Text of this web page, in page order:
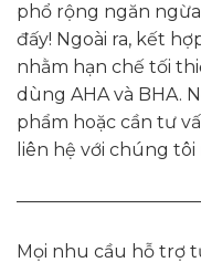
phổ rộng ngăn
đấy! Ngoài ra, kết
nhằm hạn chế tối
dùng AHA và BHA.
phẩm hoặc cần tư
liên hệ với chúng tôi
Mọi nhu cầu hỗ trợ